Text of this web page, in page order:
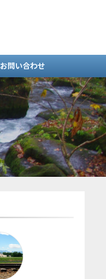
お問い合わせ